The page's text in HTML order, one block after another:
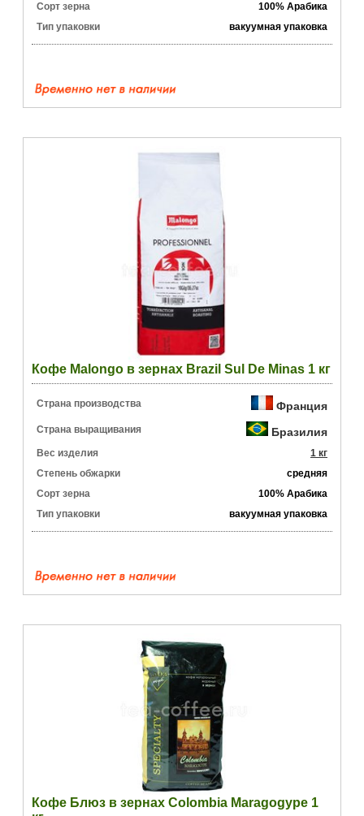
Сорт зерна
100% Арабика
Тип упаковки
вакуумная упаковка
Кофе Malongo в зернах Brazil Sul De Minas 1 кг
Страна производства Франция
Страна выращивания Бразилия
Вес изделия
1 кг
Степень обжарки
средняя
Сорт зерна
100% Арабика
Тип упаковки
вакуумная упаковка
Кофе Блюз в зернах Colombia Maragogype 1